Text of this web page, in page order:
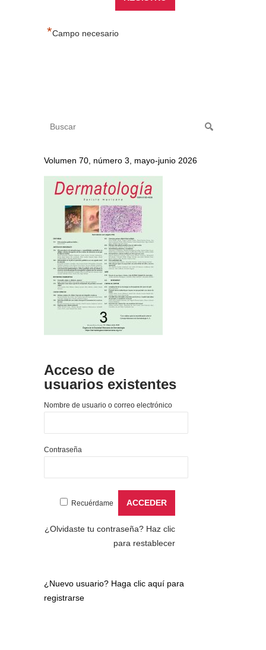
*Campo necesario
Volumen 70, número 3, mayo-junio 2026
Acceso de
usuarios existentes
Nombre de usuario o correo electrónico
Contraseña
Recuérdame
¿Olvidaste tu contraseña? Haz clic
para restablecer
¿Nuevo usuario? Haga clic aquí para
registrarse